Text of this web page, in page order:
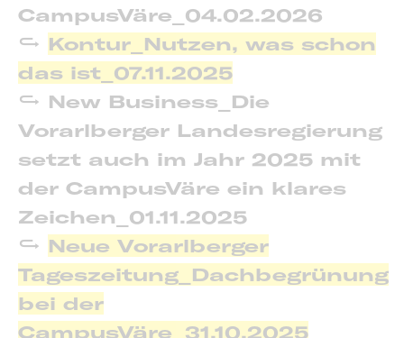
CampusVäre_04.02.2026
Kontur_Nutzen, was schon
das ist_07.11.2025
New Business_Die
Vorarlberger Landesregierung
setzt auch im Jahr 2025 mit
der CampusVäre ein klares
Zeichen_01.11.2025
Neue Vorarlberger
Tageszeitung_Dachbegrünung
bei der
CampusVäre_31.10.2025